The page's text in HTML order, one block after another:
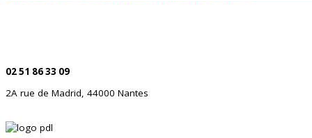
02 51 86 33 09
2A rue de Madrid, 44000 Nantes